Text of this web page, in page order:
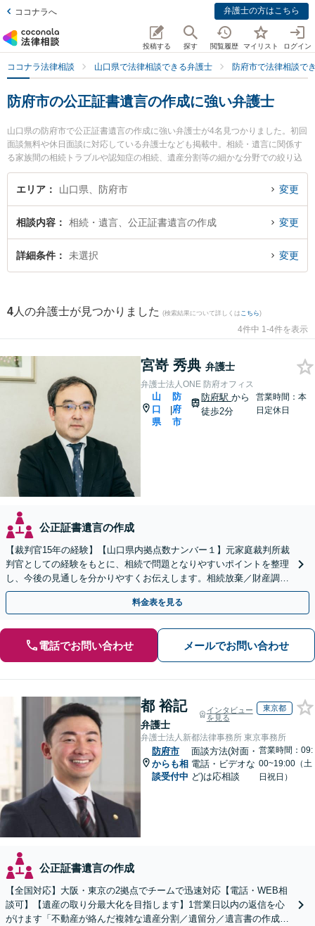
ココナラへ 弁護士の方はこちら
投稿する 探す 閲覧履歴 マイリスト ログイン
ココナラ法律相談 山口県で法律相談できる弁護士 防府市で法律相談で
防府市の公正証書遺言の作成に強い弁護士
山口県の防府市で公正証書遺言の作成に強い弁護士が4名見つかりました。初回
面談無料や休日面談に対応している弁護士なども掲載中。相続・遺言に関係す
る家族間の相続トラブルや認知症の相続、遺産分割等の細かな分野での絞り込
み検索もでき便利です。特に弁護士法人ONE 防府オフィスの宮嵜 秀典弁護士や
弁護士法人いたむら法律事務所の板村 憲作弁護士、弁護士法人いたむら法律事
今すぐに弁護士に相談したい』『公正証書遺言の作成のトラブル解決の実績豊
富な近くの弁護士を検索したい』『初回相談無料で公正証書遺言の作成を法律
相談できる防府市内の弁護士に相談予約したい』などでお困りの相談者さんに
エリア 山口県、防府市 変更
相談内容 相続・遺言、公正証書遺言の作成 変更
詳細条件 未選択 変更
4 人の弁護士が見つかりました (検索結果について詳しくは こちら)
4件中 1-4件を表示
宮嵜 秀典 弁護士
弁護士法人ONE 防府オフィス
山
口
県
|
防
府
市
防府駅から
徒歩2分
営業時間：本
日定休日
公正証書遺言の作成
【裁判官15年の経験】【山口県内拠点数ナンバー１】元家庭裁判所裁
判官としての経験をもとに、相続で問題となりやすいポイントを整理
し、今後の見通しを分かりやすくお伝えします。相続放棄／財産調査
／遺言書作成・執行も幅広く対応可能【夜間対応】
料金表を見る
電話でお問い合わせ メールでお問い合わせ
都 裕記
弁護士
インタビュー
を見る
東京都
弁護士法人新都法律事務所 東京事務所
防府市
からも相
談受付中
面談方法(対面・
電話・ビデオな
ど)は応相談
営業時間：09:
00~19:00（土
日祝日）
公正証書遺言の作成
【全国対応】大阪・東京の2拠点でチームで迅速対応【電話・WEB相
談可】【遺産の取り分最大化を目指します】1営業日以内の返信を心
がけます「不動産が絡んだ複雑な遺産分割／遺留分／遺言書の作成・